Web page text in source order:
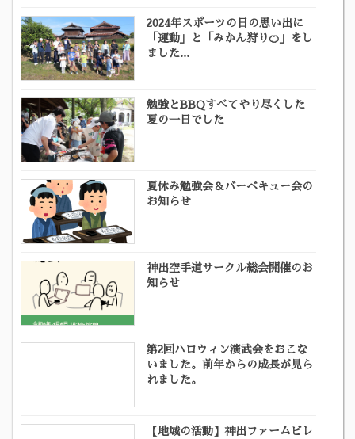
2024年スポーツの日の思い出に
「運動」と「みかん狩り🍊」をし
ました...
勉強とBBQすべてやり尽くした
夏の一日でした
夏休み勉強会＆バーベキュー会の
お知らせ
神出空手道サークル総会開催のお
知らせ
第2回ハロウィン演武会をおこな
いました。前年からの成長が見ら
れました。
【地域の活動】神出ファームビレ